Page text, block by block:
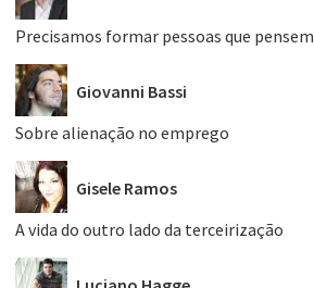
Precisamos formar pessoas que pensem
Giovanni Bassi
Sobre alienação no emprego
Gisele Ramos
A vida do outro lado da terceirização